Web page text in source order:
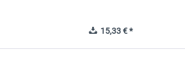
15,33 € *